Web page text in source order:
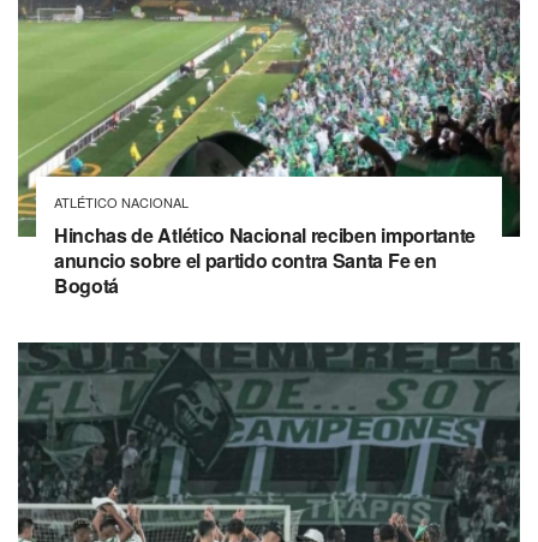
ATLÉTICO NACIONAL
Hinchas de Atlético Nacional reciben importante
anuncio sobre el partido contra Santa Fe en
Bogotá